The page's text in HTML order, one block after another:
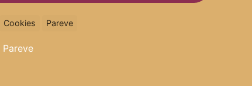
Cookies Pareve
Pareve